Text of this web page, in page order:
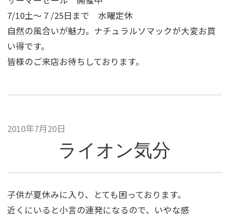
7/10土〜７/25日まで 水曜定休
自然の風合いが魅力。ナチュラルソマックが大変お買
い得です。
皆様のご来店お待ちしております。
2010年7月20日
ライオン気分
子供が夏休みに入り、とても困っております。
近くにいると小言の連発になるので、いやな感